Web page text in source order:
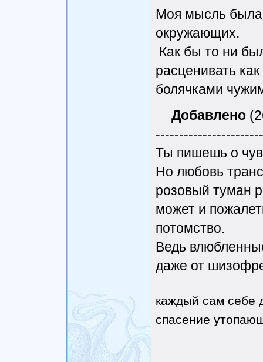
Моя мысль была
окружающих.
Как бы то ни
расценивать
болячками
Добавлено
Ты пишешь о
Но любовь
розовый туман
может и
потомство.
Ведь
даже от
каждый сам себе
спасение